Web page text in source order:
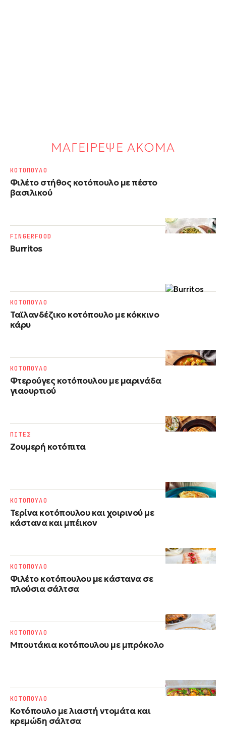
ΜΑΓΕΙΡΕΨΕ ΑΚΟΜΑ
Φιλέτο στήθος κοτόπουλο με πέστο
βασιλικού
ΚΟΤΟΠΟΥΛΟ
Burritos
FINGERFOOD
Ταϊλανδέζικο κοτόπουλο με κόκκινο
κάρυ
ΚΟΤΟΠΟΥΛΟ
Φτερούγες κοτόπουλου με μαρινάδα
γιαουρτιού
ΚΟΤΟΠΟΥΛΟ
Ζουμερή κοτόπιτα
ΠΙΤΕΣ
Τερίνα κοτόπουλου και χοιρινού με
κάστανα και μπέικον
ΚΟΤΟΠΟΥΛΟ
Φιλέτο κοτόπουλου με κάστανα σε
πλούσια σάλτσα
ΚΟΤΟΠΟΥΛΟ
Μπουτάκια κοτόπουλου με μπρόκολο
ΚΟΤΟΠΟΥΛΟ
Κοτόπουλο με λιαστή ντομάτα και
κρεμώδη σάλτσα
ΚΟΤΟΠΟΥΛΟ